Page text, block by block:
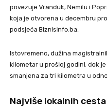
povezuje Vranduk, Nemilu i
koja je otvorena u decembru
podsjeća BiznisInfo.ba.
Istovremeno, dužina
kilometar u prošloj godini, dok
smanjena za tri kilometra u
Najviše lokalnih cesta